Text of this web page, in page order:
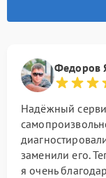
Федоров
Надёжный
заменили его.
я очень